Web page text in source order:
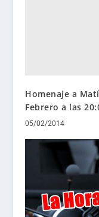
Homenaje a
Febrero a las
05/02/2014